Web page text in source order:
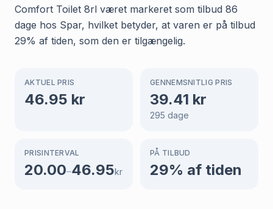
Comfort Toilet 8rl været markeret som tilbud 86
dage hos Spar, hvilket betyder, at varen er på tilbud
29% af tiden, som den er tilgængelig.
AKTUEL PRIS
46.95 kr
GENNEMSNITLIG PRIS
39.41 kr
295 dage
PRISINTERVAL
20.00–46.95kr
PÅ TILBUD
29% af tiden